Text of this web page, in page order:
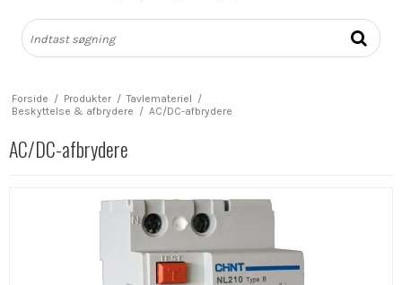
Forside / Produkter / Tavlemateriel /
Beskyttelse & afbrydere / AC/DC-afbrydere
AC/DC-afbrydere